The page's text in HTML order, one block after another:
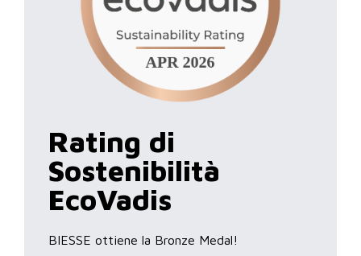
Rating di
Sostenibilità
EcoVadis
BIESSE ottiene la Bronze Medal!